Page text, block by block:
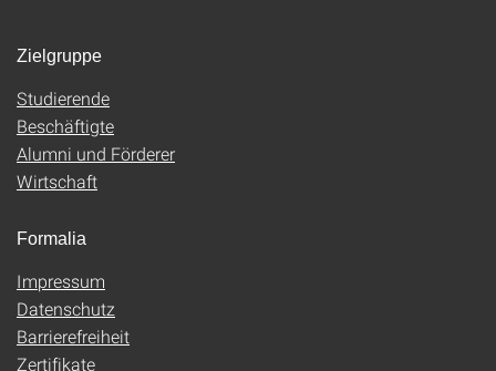
Zielgruppe
Studierende
Beschäftigte
Alumni und Förderer
Wirtschaft
Formalia
Impressum
Datenschutz
Barrierefreiheit
Zertifikate